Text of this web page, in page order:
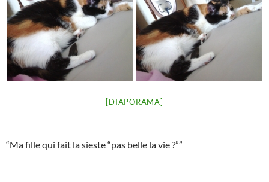
[DIAPORAMA]
“Ma fille qui fait la sieste “pas belle la vie ?””